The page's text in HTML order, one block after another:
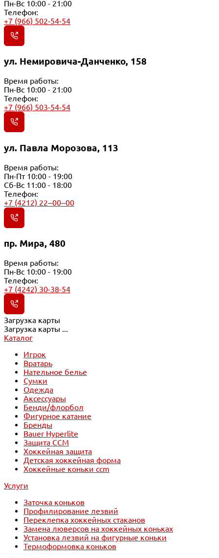
Пн-Вс 10:00 - 21:00
Телефон:
+7 (966) 502-54-54
ул. Немировича-Данченко, 158
Время работы:
Пн-Вс 10:00 - 21:00
Телефон:
+7 (966) 503-54-54
ул. Павла Морозова, 113
Время работы:
Пн-Пт 10:00 - 19:00
Сб-Вс 11:00 - 18:00
Телефон:
+7 (4212) 22‒00‒00
пр. Мира, 480
Время работы:
Пн-Вс 10:00 - 19:00
Телефон:
+7 (4242) 30-38-54
Загрузка карты
Загрузка карты ...
Каталог
Игрок
Вратарь
Нательное белье
Сумки
Одежда
Аксессуары
Бенди/флорбол
Фигурное катание
Бренды
Bauer Hyperlite
Защита CCM
Хоккейная защита
Детская хоккейная форма
Хоккейные коньки ccm
Услуги
Заточка коньков
Профилирование лезвий
Переклепка хоккейных стаканов
Замена люверсов на хоккейных коньках
Установка лезвий на фигурные коньки
Термоформовка коньков